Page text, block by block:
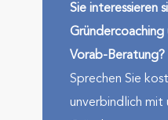
Sie interessieren
Vorab-Beratung?
Sprechen Sie
unverbindlich mit